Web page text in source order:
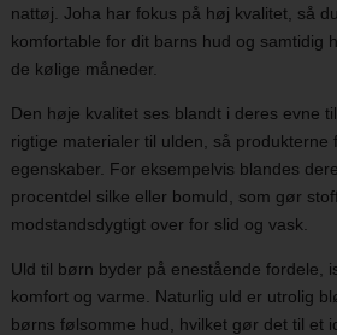
nattøj. Joha har fokus på høj kvalitet, så
komfortable for dit barns hud og samtidig
de kølige måneder.
Den høje kvalitet ses blandt i deres evne
rigtige materialer til ulden, så produkterne
egenskaber. For eksempelvis blandes
procentdel silke eller bomuld, som gør
modstandsdygtigt over for slid og vask.
Uld til børn byder på enestående fordele,
komfort og varme. Naturlig uld er utrolig
børns følsomme hud, hvilket gør det til et